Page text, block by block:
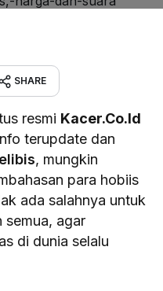
SHARE
resmi Kacer.Co.Id
terupdate dan
, mungkin
para hobiis
ada salahnya untuk
semua, agar
di dunia selalu